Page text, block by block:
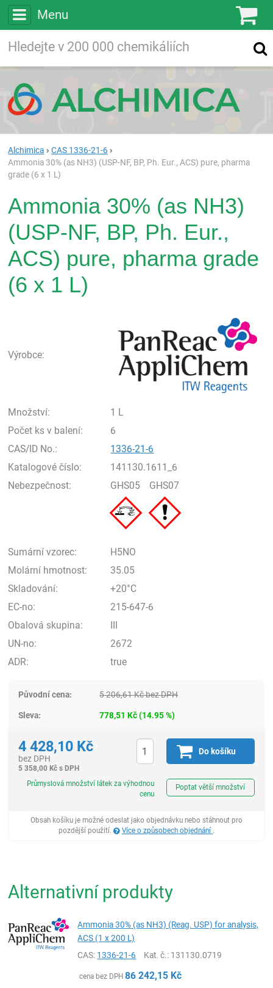
Menu
Vyhledávání
Alchimica
CAS 1336-21-6
Ammonia 30% (as NH3) (USP-NF, BP, Ph. Eur., ACS) pure, pharma
grade (6 x 1 L)
Ammonia 30% (as NH3)
(USP-NF, BP, Ph. Eur.,
ACS) pure, pharma grade
(6 x 1 L)
Výrobce:
Množství:
1 L
Počet ks v balení:
6
CAS/ID No.:
1336-21-6
Katalogové číslo:
141130.1611_6
Nebezpečnost:
GHS05 GHS07
Sumární vzorec:
H5NO
Molární hmotnost:
35.05
Skladování:
+20°C
EC-no:
215-647-6
Obalová skupina:
III
UN-no:
2672
ADR:
true
Původní cena: 5 206,61Kčbez DPH
Sleva: 778,51Kč(14.95%)
4 428,10 Kč
bez DPH
5 358,00 Kč s DPH
Do košíku
Průmyslová množství látek za výhodnou
cenu
Poptat větší množství
Obsah košíku je možné odeslat jako objednávku nebo stáhnout pro
pozdější použití.
Více o způsobech objednání
Alternativní produkty
Ammonia 30% (as NH3) (Reag. USP) for analysis,
ACS (1 x 200 L)
CAS: 1336-21-6 Kat. č.: 131130.0719
cena bez DPH 86 242,15 Kč